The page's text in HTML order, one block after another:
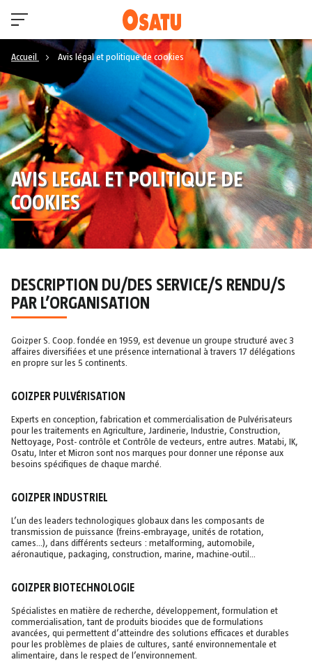
Accueil Avis légal et politique de cookies
AVIS LEGAL ET POLITIQUE DE
COOKIES
DESCRIPTION DU/DES SERVICE/S RENDU/S
PAR L’ORGANISATION
Goizper S. Coop. fondée en 1959, est devenue un groupe structuré avec 3
affaires diversifiées et une présence international à travers 17 délégations
en propre sur les 5 continents.
GOIZPER PULVÉRISATION
Experts en conception, fabrication et commercialisation de Pulvérisateurs
pour les traitements en Agriculture, Jardinerie, Industrie, Construction,
Nettoyage, Post- contrôle et Contrôle de vecteurs, entre autres. Matabi, IK,
Osatu, Inter et Micron sont nos marques pour donner une réponse aux
besoins spécifiques de chaque marché.
GOIZPER INDUSTRIEL
L’un des leaders technologiques globaux dans les composants de
transmission de puissance (freins-embrayage, unités de rotation,
cames…), dans différents secteurs : metalforming, automobile,
aéronautique, packaging, construction, marine, machine-outil…
GOIZPER BIOTECHNOLOGIE
Spécialistes en matière de recherche, développement, formulation et
commercialisation, tant de produits biocides que de formulations
avancées, qui permettent d’atteindre des solutions efficaces et durables
pour les problèmes de plaies de cultures, santé environnementale et
alimentaire, dans le respect de l’environnement.